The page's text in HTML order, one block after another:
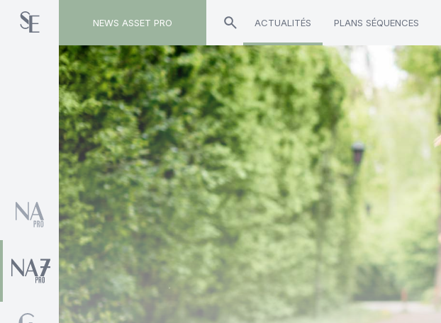
NEWS ASSET PRO ACTUALITÉS PLANS SÉQUENCES
Toute l'actualité sur le tag "Emilie Loyer-Buttiaux"